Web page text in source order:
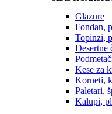
Glazure
Fondan,
Topinzi,
Desertne
Kese za
Korneti,
Paletari,
Kalupi,